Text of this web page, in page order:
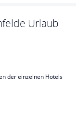
Urlaub
der einzelnen Hotels